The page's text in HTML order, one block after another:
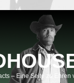
– Eine Seite zu